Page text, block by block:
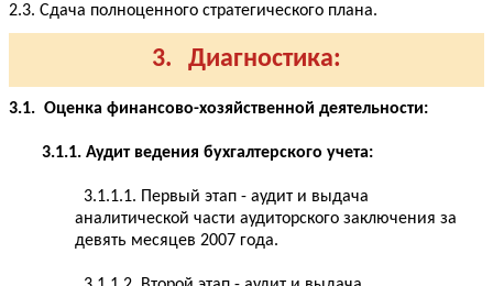
2.3. Сдача полноценного стратегического плана.
3. Диагностика:
3.1. Оценка финансово-хозяйственной деятельности:
3.1.1. Аудит ведения бухгалтерского учета:
3.1.1.1. Первый этап - аудит и выдача
аналитической части аудиторского заключения за
девять месяцев 2007 года.